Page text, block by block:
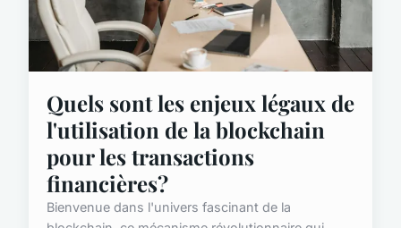
Quels sont les enjeux légaux de
l'utilisation de la blockchain
pour les transactions
financières?
Bienvenue dans l'univers fascinant de la